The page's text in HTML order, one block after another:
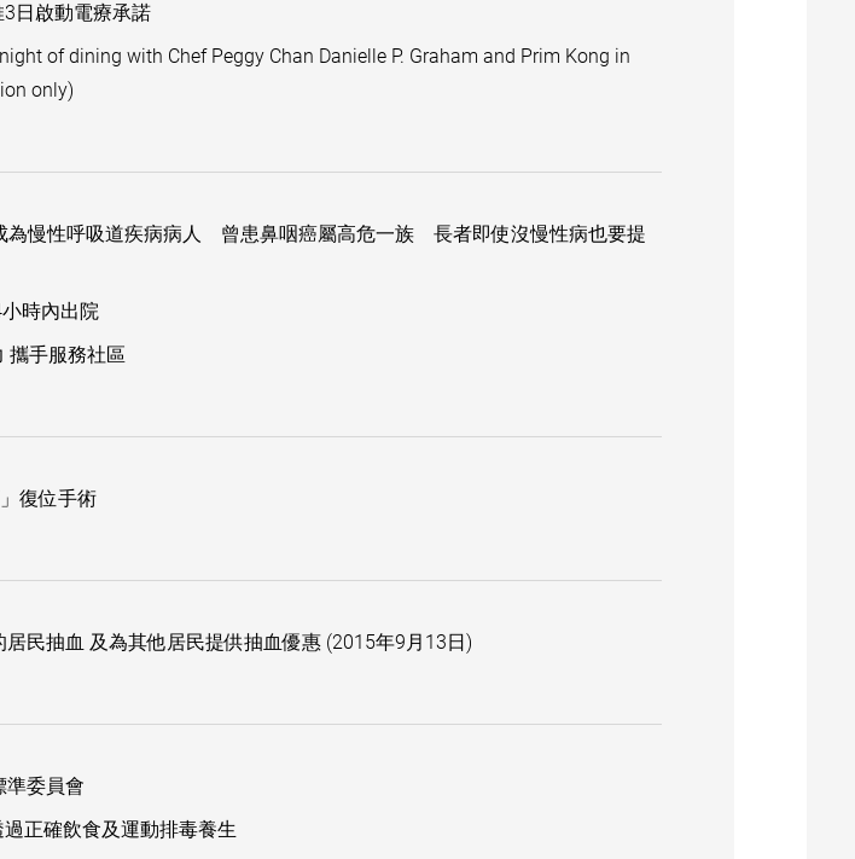
3日啟動電療承諾
night of dining with Chef Peggy Chan Danielle P. Graham and Prim Kong in
only)
為慢性呼吸道疾病病人 曾患鼻咽癌屬高危一族 長者即使沒慢性病也要提
時內出院
攜手服務社區
復位手術
民抽血 及為其他居民提供抽血優惠 (2015年9月13日)
準委員會
過正確飲食及運動排毒養生